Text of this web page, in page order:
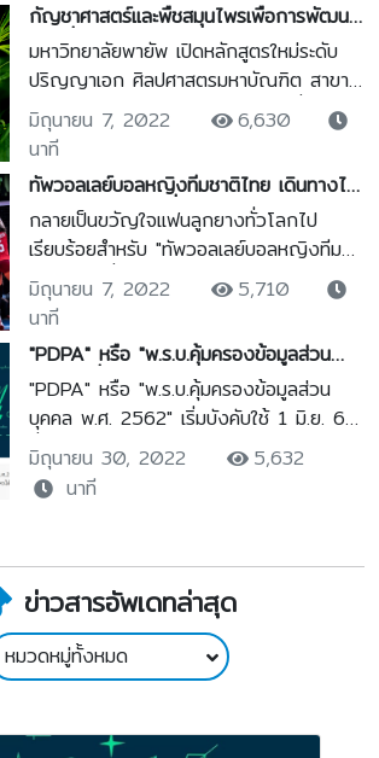
กัญชาศาสตร์และพืชสมุนไพรเพื่อการพัฒนา
ท้องถิ่น
มหาวิทยาลัยพายัพ เปิดหลักสูตรใหม่ระดับ
ปริญญาเอก ศิลปศาสตรมหาบัณฑิต สาขา
วิชา กัญชาศาสตร์และพืชสมุนไพรเพื่อการ
พัฒนาท้องถิ่น ซึ่งเป็นการเรียนรู้ครบวงจร
แห่งแรกในประเทศไทย ให้เป็นผู้มีความรู้
ความเข้าใจ ความเชี่ยวชาญทางวิชาการ
ด้านการบริหารจัดการและวางแผนเชิง
นโยบายระดับองค์กร การประยุกต์ใช้ความรู้
เพื่อพัฒนาศักยภาพของตนเอง และเพื่อ
พัฒนาท้องถิ่นในทุกระดับให้สามารถพึ่งพา
ตนเองได้ อย่างเหมาะสม สอดคล้องกับ
บริบทที่เปลี่ยนแปลงของสังคมโลก
มิถุนายน 7, 2022
6,630
นาที
ทัพวอลเลย์บอลหญิงทีมชาติไทย เดินทางไป
แข่งขันรายการ เนชั่นส์ ลีก 2022 สัปดาห์
แรก ที่กรุงอังการา ประเทศตุรเคีย เมื่อช่วง
สัปดาห์ที่ผ่านมา
กลายเป็นขวัญใจแฟนลูกยางทั่วโลกไป
เรียบร้อยสำหรับ "ทัพวอลเลย์บอลหญิงทีม
ชาติไทย" ที่เดินทางไปแข่งขันรายการ เนชั่นส์
ลีก 2022 สัปดาห์แรก ที่กรุงอังการา ประ
เทศตุรเคีย เมื่อช่วงสัปดาห์ที่ผ่านมา โดย
ตลอดการแข่งขันทั้ง 4 นัด ที่ผ่านมา แฟนๆ
ชาวไทยที่ไปใช้ชีวิตในต่างแดน และ กอง
เชียร์เจ้าถิ่นต่างพร้อมใจกันส่งเสียงเชียร์
"นักตบลูกยางสาวไทย" กันอย่างพร้อม
เพรียง สร้างความแปลกใจให้กับสื่อต่างชาติ
มิถุนายน 7, 2022
5,710
นาที
"PDPA" หรือ "พ.ร.บ.คุ้มครองข้อมูลส่วน
บุคคล" เริ่ม 1 มิ.ย. คุ้มครองอะไรบ้าง ?
"PDPA" หรือ "พ.ร.บ.คุ้มครองข้อมูลส่วน
บุคคล พ.ศ. 2562" เริ่มบังคับใช้ 1 มิ.ย. 65
ซึ่งเป็นแนวทางในการปกป้องสิทธิข้อมูลส่วน
บุคคลในระดับสากล "กรุงเทพธุรกิจออนไลน์"
พาไปทำความรู้จักหลักเกณฑ์เบื้องต้นของ
ทุกคนนับจากที่เริ่มใช้กฎหมาย
มิถุนายน 30, 2022
5,632
นาที
ข่าวสารอัพเดทล่าสุด
หมวดหมู่ทั้งหมด